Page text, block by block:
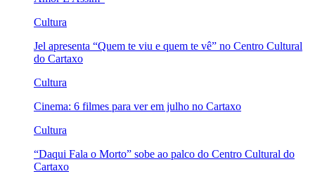
Cultura
Jel apresenta “Quem te viu e quem te vê” no Centro Cultural
do Cartaxo
Cultura
Cinema: 6 filmes para ver em julho no Cartaxo
Cultura
“Daqui Fala o Morto” sobe ao palco do Centro Cultural do
Cartaxo